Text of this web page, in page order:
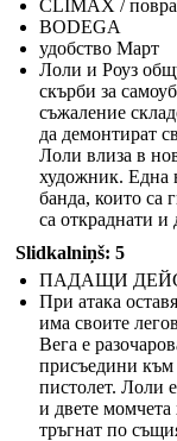
CLIMAX /
BODEGA
удобство Март
Лоли и Роуз
скърби за
съжаление
да демонтират
Лоли влиза в
художник. Една
банда, които са
са откраднати и
Slidkalniņš: 5
ПАДАЩИ
При атака
има своите
Вега е
присъедини към
пистолет. Лоли
и двете момчета
тръгнат по